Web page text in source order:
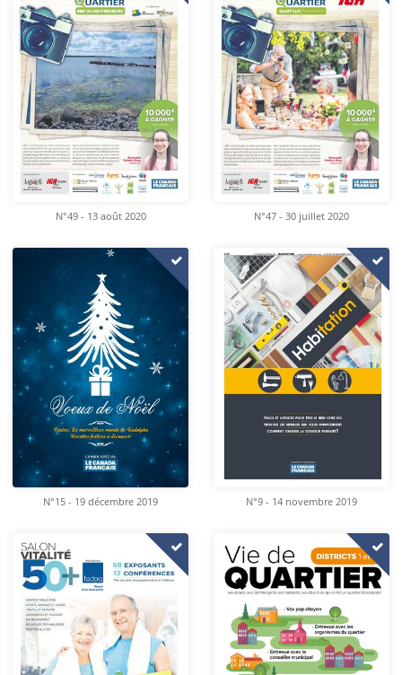
N°49 - 13 août 2020 N°47 - 30 juillet 2020
N°15 - 19 décembre 2019 N°9 - 14 novembre 2019